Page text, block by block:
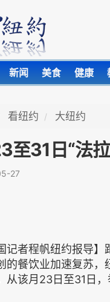
新闻 美食 健康
看纽约 大纽约
至31日“法
27
记者程帆纽约报导】
的餐饮业加速复苏，
从该月 23日至31 日